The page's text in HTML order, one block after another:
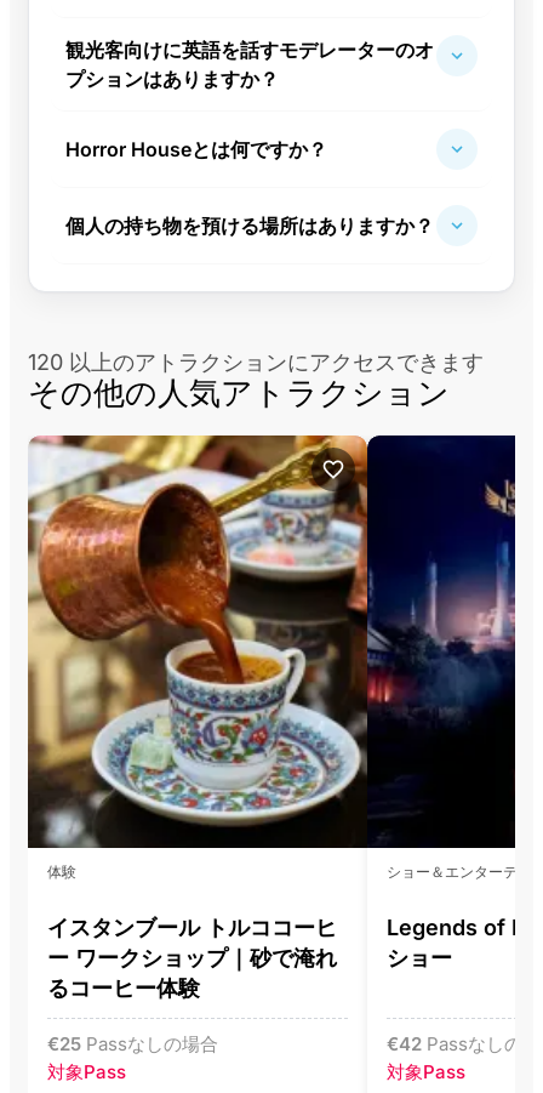
観光客向けに英語を話すモデレーターのオ
プションはありますか？
Horror Houseとは何ですか？
個人の持ち物を預ける場所はありますか？
120 以上のアトラクションにアクセスできます
その他の人気アトラクション
体験
イスタンブール トルココーヒ
ー ワークショップ｜砂で淹れ
るコーヒー体験
€25 Passなしの場合
対象Pass
ショー＆エンターテイ
Legends of
ショー
€42 Passなしの
対象Pass